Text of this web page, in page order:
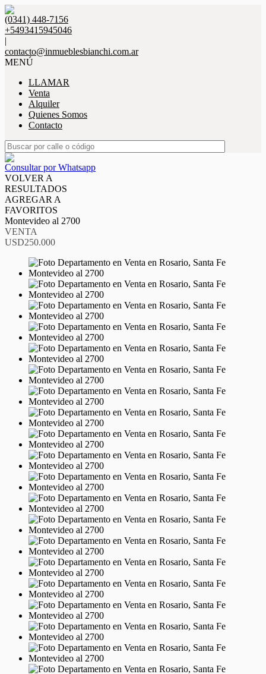
(0341) 448-7156
+5493415945046
|
contacto@inmueblesbianchi.com.ar
MENÚ
LLAMAR
Venta
Alquiler
Quienes Somos
Contacto
Consultar por Whatsapp
VOLVER A
RESULTADOS
AGREGAR A
FAVORITOS
Montevideo al 2700
VENTA
USD250.000